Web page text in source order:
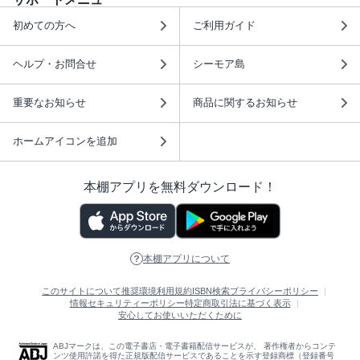
初めての方へ ご利用ガイド
ヘルプ・お問合せ シーモア島
重要なお知らせ 商品に関するお知らせ
ホームアイコンを追加
本棚アプリを無料ダウンロード！
本棚アプリについて
このサイトについて推奨環境利用規約 ISBN検索プライバシーポリシー
情報セキュリティーポリシー特定商取引法に基づく表示
安心してお使いいただくために
ABJマークは、この電子書店・電子書籍配信サービスが、 著作権者からコンテ
ンツ使用許諾を得た正規版配信サービスであることを示す登録商標（登録番号